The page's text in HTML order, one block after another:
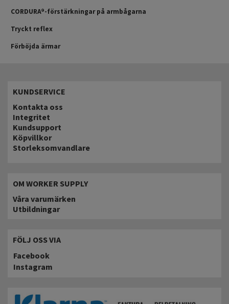
CORDURA®-förstärkningar på armbågarna
Tryckt reflex
Förböjda ärmar
KUNDSERVICE
Kontakta oss
Integritet
Kundsupport
Köpvillkor
Storleksomvandlare
OM WORKER SUPPLY
Våra varumärken
Utbildningar
FÖLJ OSS VIA
Facebook
Instagram